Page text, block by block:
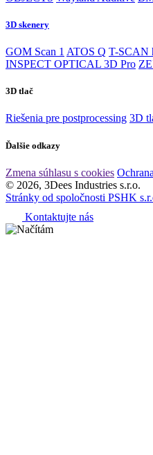
3D skenery
GOM Scan 1 ATOS Q T-SCAN
INSPECT OPTICAL 3D Pro
3D tlač
Riešenia pre postprocessing 3D
Ďalšie odkazy
Zmena súhlasu s cookies
© 2026, 3Dees Industries s.r.o.
Stránky od spoločnosti PSHK
Kontaktujte nás